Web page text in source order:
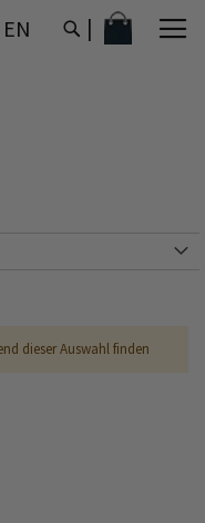
EN MEIN
dieser Auswahl finden